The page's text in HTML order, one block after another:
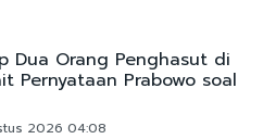
Dua Orang Penghasut di
Pernyataan Prabowo soal
2026 04:08